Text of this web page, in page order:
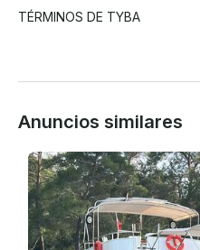
TÉRMINOS DE TYBA
Anuncios similares